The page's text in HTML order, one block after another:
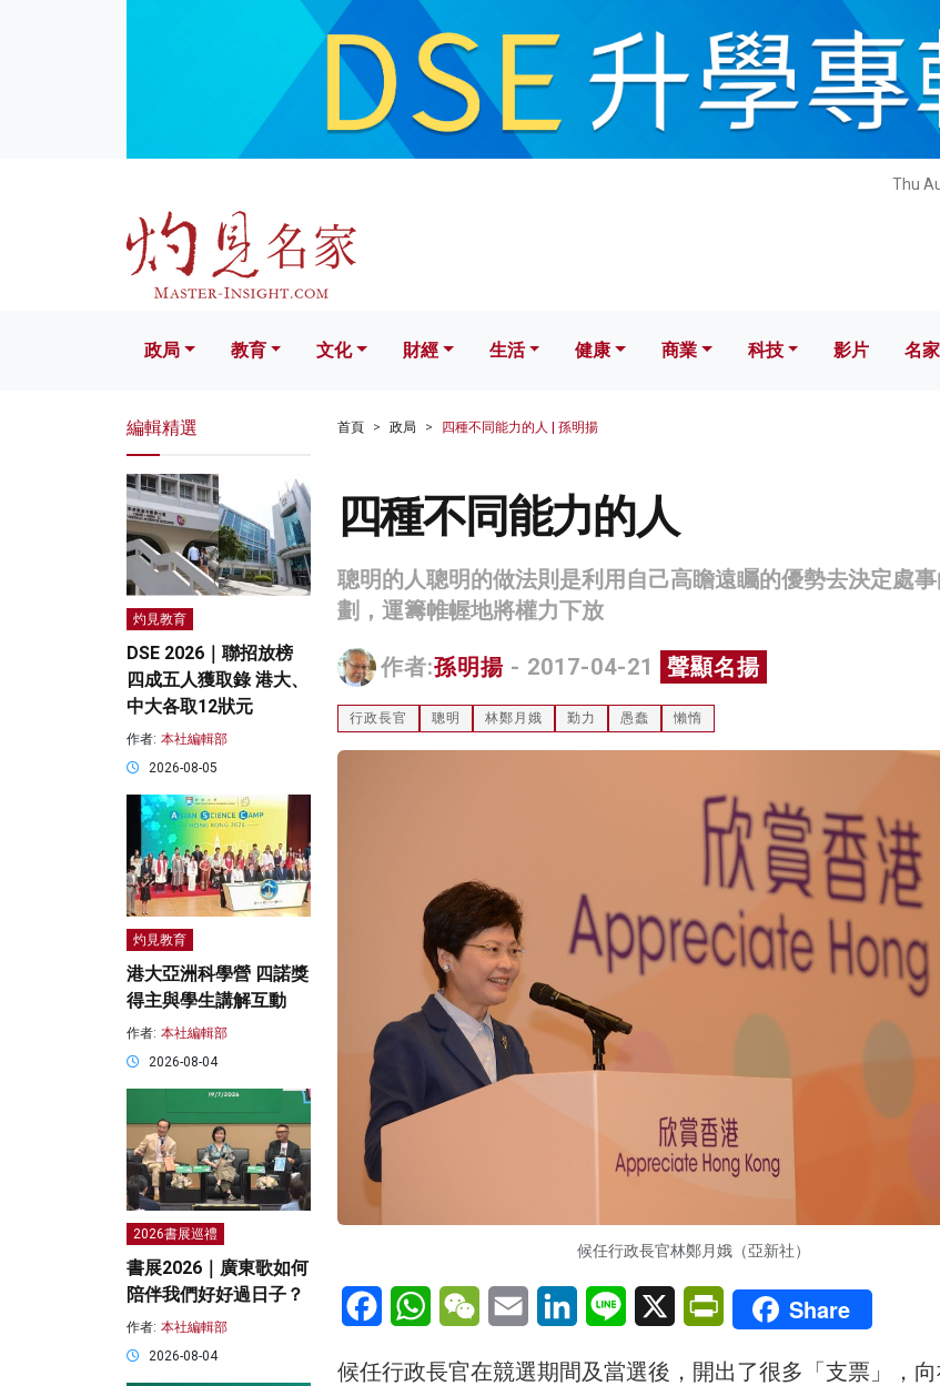
Thu
文化 財經 生活 健康 科技 影片
政局 教育 文化 財經 生活 健康 商業 科技 影片 名
首頁 政局 四種不同能力的人 | 孫明揚
四種不同能力的人
聰明的人聰明的做法則是利用自己高瞻遠矚的優勢去決定處
劃，運籌帷幄地將權力下放
作者:孫明揚 - 2017-04-21 聲顯名揚
行政長官 聰明 林鄭月娥 勤力 愚蠢 懶惰
候任行政長官林鄭月娥（亞新社）
FacebookWhatsAppWeChatEmail LinkedInLine X PrintFriendly
Share
候任行政長官在競選期間及當選後，開出了很多「支票」，
編輯精選
灼見教育
DSE 2026｜聯招放榜
四成五人獲取錄 港大、
中大各取12狀元
作者: 本社編輯部
2026-08-05
灼見教育
港大亞洲科學營 四諾獎
得主與學生講解互動
作者: 本社編輯部
2026-08-04
2026書展巡禮
書展2026｜廣東歌如何
陪伴我們好好過日子？
作者: 本社編輯部
2026-08-04